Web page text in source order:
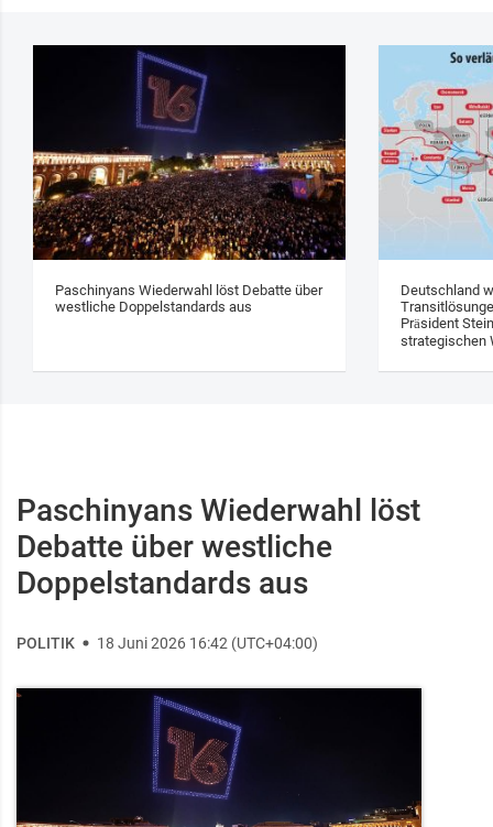
Paschinyans Wiederwahl löst Debatte über
westliche Doppelstandards aus
Deutschland
Präsident
strategischen
Paschinyans Wiederwahl löst
Debatte über westliche
Doppelstandards aus
POLITIK 18 Juni 2026 16:42 (UTC+04:00)